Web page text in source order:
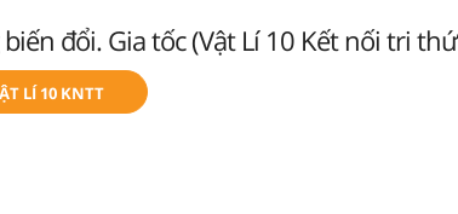
đổi. Gia tốc (Vật Lí 10 Kết nối tri
LÍ 10 KNTT